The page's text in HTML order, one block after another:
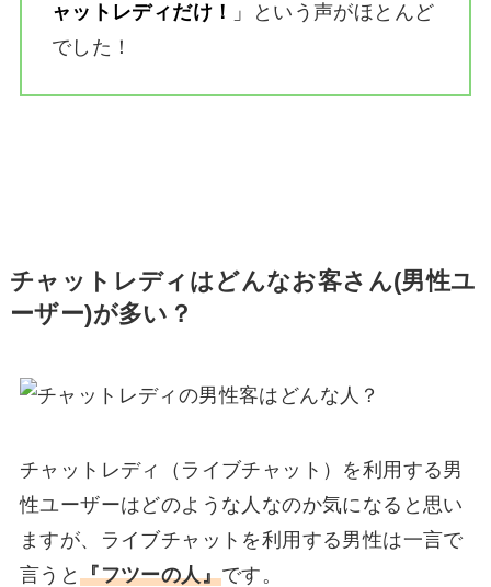
ャットレディだけ！
」
という声がほとんど
でした！
チャットレディはどんなお客さん(男性ユ
ーザー)が多い？
チャットレディ（ライブチャット）を利用する男
性ユーザーはどのような人なのか気になると思い
ますが、ライブチャットを利用する男性は一言で
言うと『フツーの人』です。